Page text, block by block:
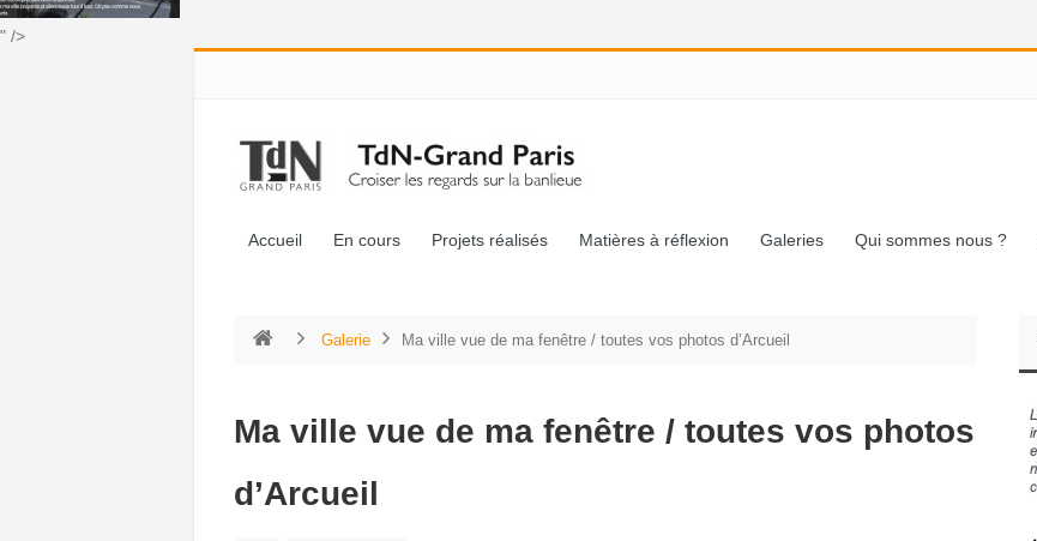
" />
Accueil En cours Projets réalisés Matières à réflexion Galeries Qui sommes nous ?
Galerie Ma ville vue de ma fenêtre / toutes vos photos d’Arcueil
Ma ville vue de ma fenêtre / toutes vos photos
d’Arcueil